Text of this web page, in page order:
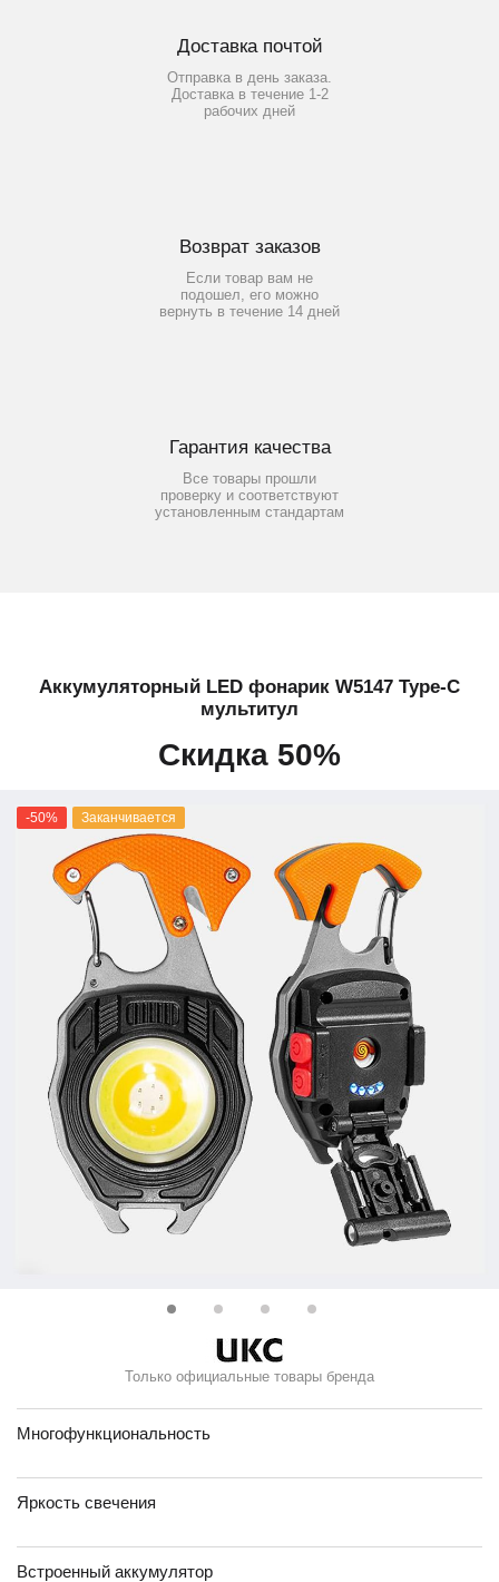
Доставка почтой
Отправка в день заказа.
Доставка в течение 1-2
рабочих дней
Возврат заказов
Если товар вам не
подошел, его можно
вернуть в течение 14 дней
Гарантия качества
Все товары прошли
проверку и соответствуют
установленным стандартам
Аккумуляторный LED фонарик W5147 Type-C
мультитул
Скидка 50%
-50% Заканчивается
Только официальные товары бренда
Многофункциональность
Яркость свечения
Встроенный аккумулятор